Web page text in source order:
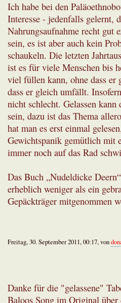
Ich habe bei den
Interesse - jedenfalls gelernt,
Nahrungsaufnahme recht gut
sein, es ist aber auch kein
schaukeln. Die letzten
ist es für viele Menschen bis
viel füllen kann, ohne dass er
dass er gleich umfällt.
nicht schlecht. Gelassen
sein, dazu ist das Thema
hat man es erst einmal
Gewichtspanik gemütlich mit
immer noch auf das Rad
Das Buch „Nudeldicke
erheblich weniger als ein
Gepäckträger mitgenommen
Freitag, 30. September 2011, 00:17, von
Danke für die "gelassene"
Baloos Song im Original über